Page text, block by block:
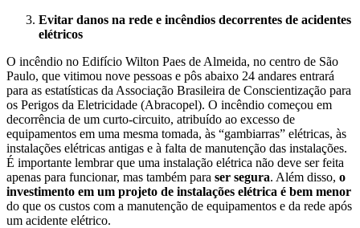
Evitar danos na rede e incêndios decorrentes de acidentes
elétricos
O incêndio no Edifício Wilton Paes de Almeida, no centro de São
Paulo, que vitimou nove pessoas e pôs abaixo 24 andares entrará
para as estatísticas da Associação Brasileira de Conscientização para
os Perigos da Eletricidade (Abracopel). O incêndio começou em
decorrência de um curto-circuito, atribuído ao excesso de
equipamentos em uma mesma tomada, às “gambiarras” elétricas, às
instalações elétricas antigas e à falta de manutenção das instalações.
É importante lembrar que uma instalação elétrica não deve ser feita
apenas para funcionar, mas também para ser segura. Além disso, o
investimento em um projeto de instalações elétrica é bem menor
do que os custos com a manutenção de equipamentos e da rede após
um acidente elétrico.